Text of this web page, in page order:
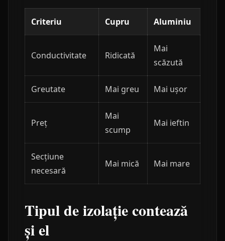
Criteriu Cupru Aluminiu
Conductivitate Ridicată
Mai
scăzută
Greutate Mai greu Mai ușor
Preț
Mai
scump
Mai ieftin
Secțiune
necesară
Mai mică Mai mare
Tipul de izolație contează
și el